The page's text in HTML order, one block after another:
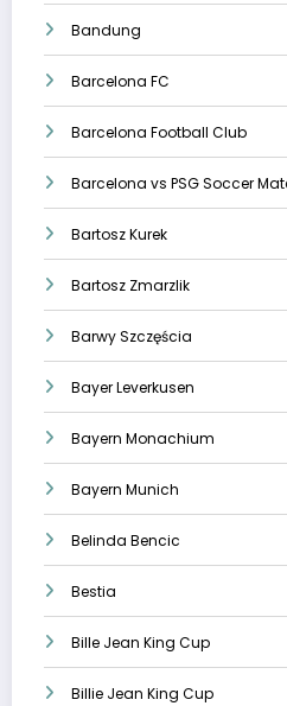
Bandung
Barcelona FC
Barcelona Football Club
Barcelona vs PSG Soccer
Bartosz Kurek
Bartosz Zmarzlik
Barwy Szczęścia
Bayer Leverkusen
Bayern Monachium
Bayern Munich
Belinda Bencic
Bestia
Bille Jean King Cup
Billie Jean King Cup